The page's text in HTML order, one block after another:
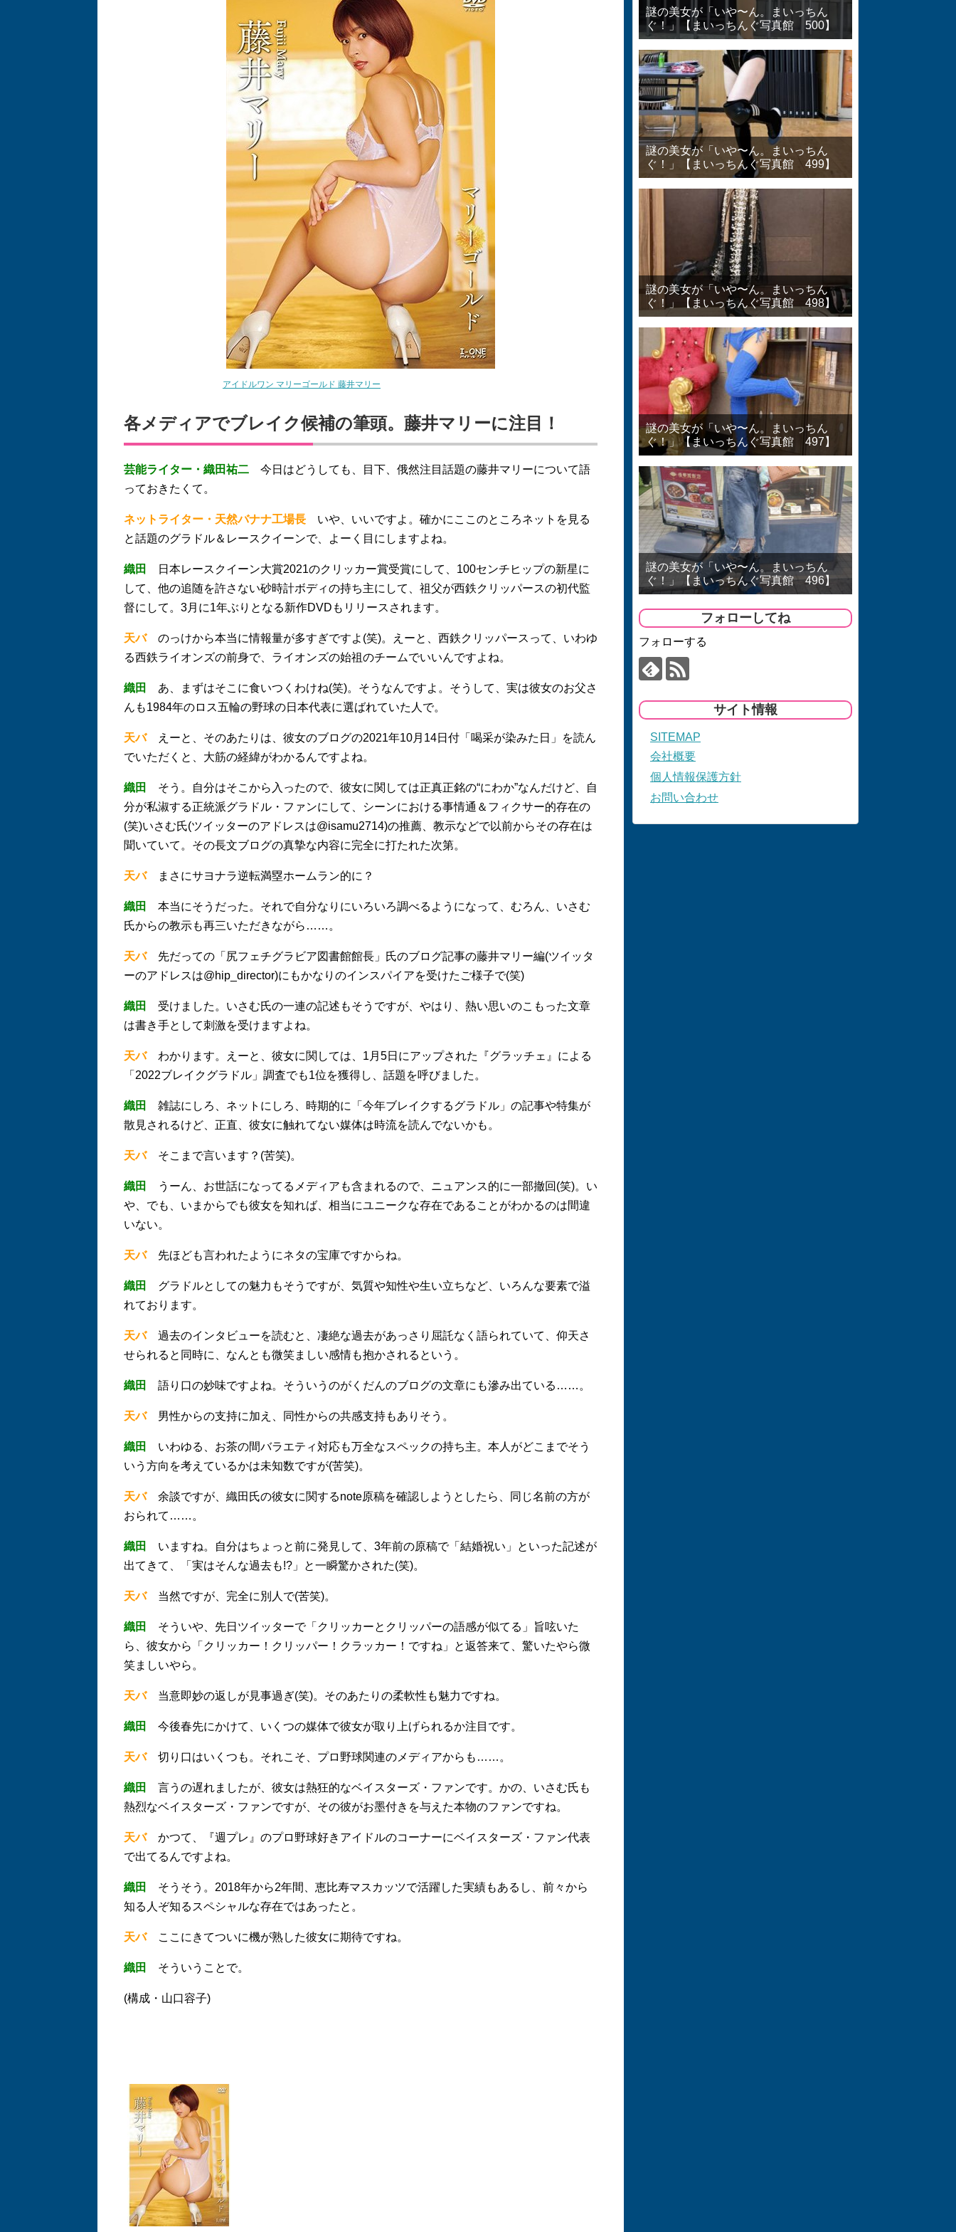
アイドルワン マリーゴールド 藤井マリー
各メディアでブレイク候補の筆頭。藤井マリーに注目！
芸能ライター・織田祐二今日はどうしても、目下、俄然注目話題の藤井マリーについて語
っておきたくて。
ネットライター・天然バナナ工場長いや、いいですよ。確かにここのところネットを見る
と話題のグラドル＆レースクイーンで、よーく目にしますよね。
織田
日本レースクイーン大賞2021のクリッカー賞受賞にして、100センチヒップの新星に
して、他の追随を許さない砂時計ボディの持ち主にして、祖父が西鉄クリッパースの初代監
督にして。3月に1年ぶりとなる新作DVDもリリースされます。
天バのっけから本当に情報量が多すぎですよ(笑)。えーと、西鉄クリッパースって、いわゆ
る西鉄ライオンズの前身で、ライオンズの始祖のチームでいいんですよね。
織田
あ、まずはそこに食いつくわけね(笑)。そうなんですよ。そうして、実は彼女のお父さ
んも1984年のロス五輪の野球の日本代表に選ばれていた人で。
天バえーと、そのあたりは、彼女のブログの2021年10月14日付「喝采が染みた日」を読ん
でいただくと、大筋の経緯がわかるんですよね。
織田
そう。自分はそこから入ったので、彼女に関しては正真正銘の“にわか”なんだけど、自
分が私淑する正統派グラドル・ファンにして、シーンにおける事情通＆フィクサー的存在の
(笑)いさむ氏(ツイッターのアドレスは@isamu2714)の推薦、教示などで以前からその存在は
聞いていて。その長文ブログの真摯な内容に完全に打たれた次第。
天バまさにサヨナラ逆転満塁ホームラン的に？
織田
本当にそうだった。それで自分なりにいろいろ調べるようになって、むろん、いさむ
氏からの教示も再三いただきながら……。
天バ先だっての「尻フェチグラビア図書館館長」氏のブログ記事の藤井マリー編(ツイッタ
ーのアドレスは@hip_director)にもかなりのインスパイアを受けたご様子で(笑)
織田
受けました。いさむ氏の一連の記述もそうですが、やはり、熱い思いのこもった文章
は書き手として刺激を受けますよね。
天バわかります。えーと、彼女に関しては、1月5日にアップされた『グラッチェ』による
「2022ブレイクグラドル」調査でも1位を獲得し、話題を呼びました。
織田
雑誌にしろ、ネットにしろ、時期的に「今年ブレイクするグラドル」の記事や特集が
散見されるけど、正直、彼女に触れてない媒体は時流を読んでないかも。
天バそこまで言います？(苦笑)。
織田
うーん、お世話になってるメディアも含まれるので、ニュアンス的に一部撤回(笑)。い
や、でも、いまからでも彼女を知れば、相当にユニークな存在であることがわかるのは間違
いない。
天バ先ほども言われたようにネタの宝庫ですからね。
織田
グラドルとしての魅力もそうですが、気質や知性や生い立ちなど、いろんな要素で溢
れております。
天バ過去のインタビューを読むと、凄絶な過去があっさり屈託なく語られていて、仰天さ
せられると同時に、なんとも微笑ましい感情も抱かされるという。
織田 語り口の妙味ですよね。そういうのがくだんのブログの文章にも滲み出ている……。
天バ男性からの支持に加え、同性からの共感支持もありそう。
織田
いわゆる、お茶の間バラエティ対応も万全なスペックの持ち主。本人がどこまでそう
いう方向を考えているかは未知数ですが(苦笑)。
天バ余談ですが、織田氏の彼女に関するnote原稿を確認しようとしたら、同じ名前の方が
おられて……。
織田
いますね。自分はちょっと前に発見して、3年前の原稿で「結婚祝い」といった記述が
出てきて、「実はそんな過去も!?」と一瞬驚かされた(笑)。
天バ当然ですが、完全に別人で(苦笑)。
織田
そういや、先日ツイッターで「クリッカーとクリッパーの語感が似てる」旨呟いた
ら、彼女から「クリッカー！クリッパー！クラッカー！ですね」と返答来て、驚いたやら微
笑ましいやら。
天バ当意即妙の返しが見事過ぎ(笑)。そのあたりの柔軟性も魅力ですね。
織田 今後春先にかけて、いくつの媒体で彼女が取り上げられるか注目です。
天バ切り口はいくつも。それこそ、プロ野球関連のメディアからも……。
織田
言うの遅れましたが、彼女は熱狂的なベイスターズ・ファンです。かの、いさむ氏も
熱烈なベイスターズ・ファンですが、その彼がお墨付きを与えた本物のファンですね。
天バかつて、『週プレ』のプロ野球好きアイドルのコーナーにベイスターズ・ファン代表
で出てるんですよね。
織田
そうそう。2018年から2年間、恵比寿マスカッツで活躍した実績もあるし、前々から
知る人ぞ知るスペシャルな存在ではあったと。
天バここにきてついに機が熟した彼女に期待ですね。
織田 そういうことで。
(構成・山口容子)
謎の美女が「いや〜ん。まいっちん
ぐ！」【まいっちんぐ写真館 500】
謎の美女が「いや〜ん。まいっちん
ぐ！」【まいっちんぐ写真館 499】
謎の美女が「いや〜ん。まいっちん
ぐ！」【まいっちんぐ写真館 498】
謎の美女が「いや〜ん。まいっちん
ぐ！」【まいっちんぐ写真館 497】
謎の美女が「いや〜ん。まいっちん
ぐ！」【まいっちんぐ写真館 496】
フォローしてね
フォローする
サイト情報
SITEMAP
会社概要
個人情報保護方針
お問い合わせ